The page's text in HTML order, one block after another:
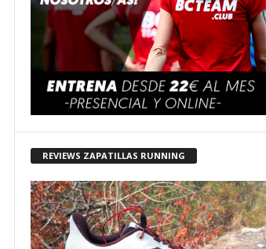
REVIEWS ZAPATILLAS RUNNING